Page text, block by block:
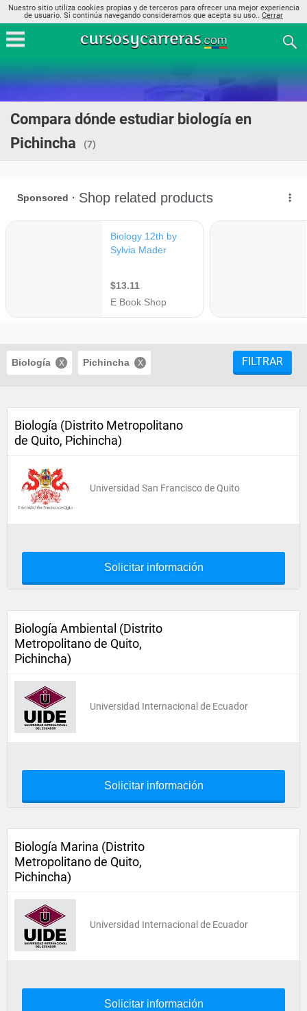
Nuestro sitio utiliza cookies propias y de terceros para ofrecer una mejor experiencia
de usuario. Si continúa navegando consideramos que acepta su uso.. Cerrar
Compara dónde estudiar biología en
Pichincha
(7)
Biología Pichincha FILTRAR
Biología (Distrito Metropolitano
de Quito, Pichincha)
Universidad San Francisco de Quito
Solicitar información
Biología Ambiental (Distrito
Metropolitano de Quito,
Pichincha)
Universidad Internacional de Ecuador
Solicitar información
Biología Marina (Distrito
Metropolitano de Quito,
Pichincha)
Universidad Internacional de Ecuador
Solicitar información